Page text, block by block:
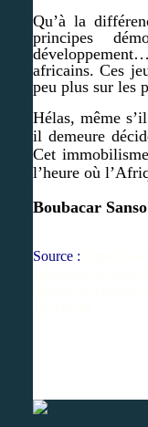
Qu’à la
principes
africains. Ces
peu plus sur les
Hélas, même
il demeure
Cet
l’heure où
Boubacar
Source :